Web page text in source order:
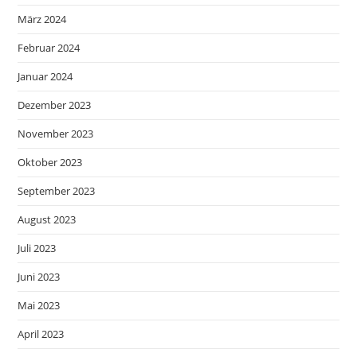
März 2024
Februar 2024
Januar 2024
Dezember 2023
November 2023
Oktober 2023
September 2023
August 2023
Juli 2023
Juni 2023
Mai 2023
April 2023